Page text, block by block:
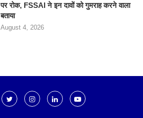
पर रोक, FSSAI ने इन दावों को गुमराह करने वाला
बताया
August 4, 2026